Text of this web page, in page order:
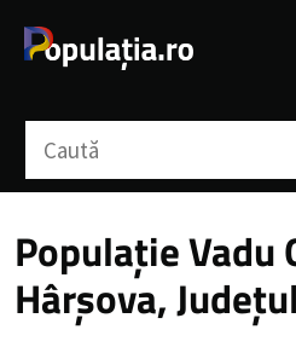
Populație Vadu
Hârșova,